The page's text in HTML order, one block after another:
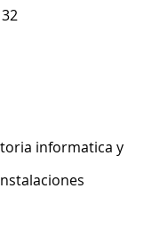
informatica y